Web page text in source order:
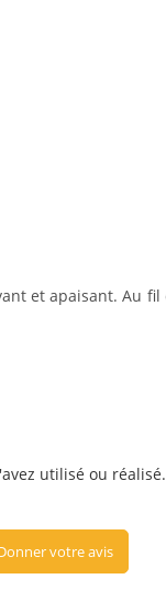
et apaisant. Au
utilisé ou
votre avis